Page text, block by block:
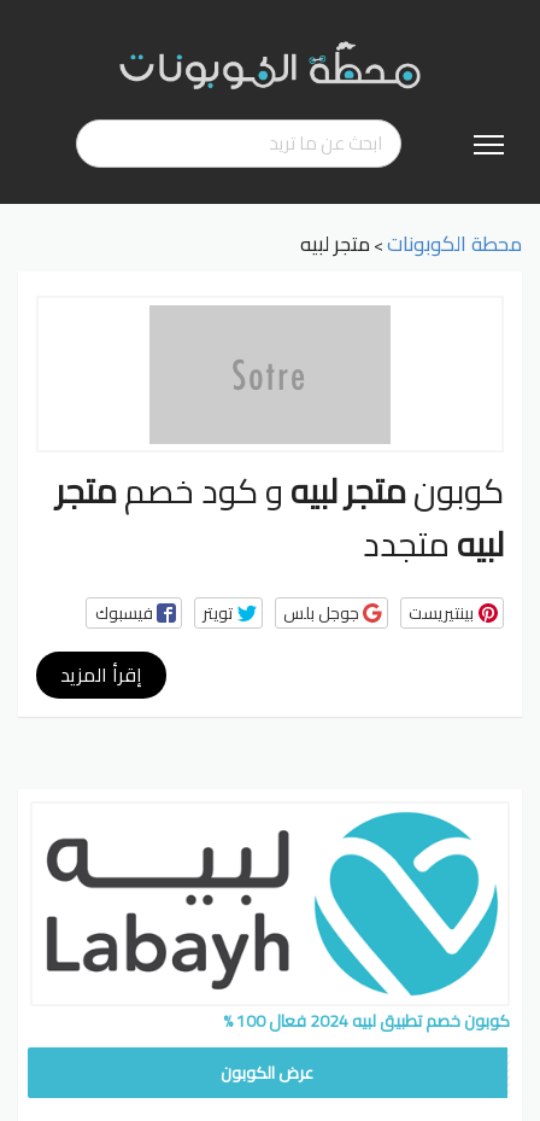
إلى
محطة الكوبونات>متجر لبيه
إقرأ المزيد
كوبونمتجر لبيهو كود خصممتجر
لبيهمتجدد
فيسبوك تويتر جوجل بلس بينتيريست
كوبون خصم تطبيق لبيه 2024 فعال 100 %
عرض الكوبون